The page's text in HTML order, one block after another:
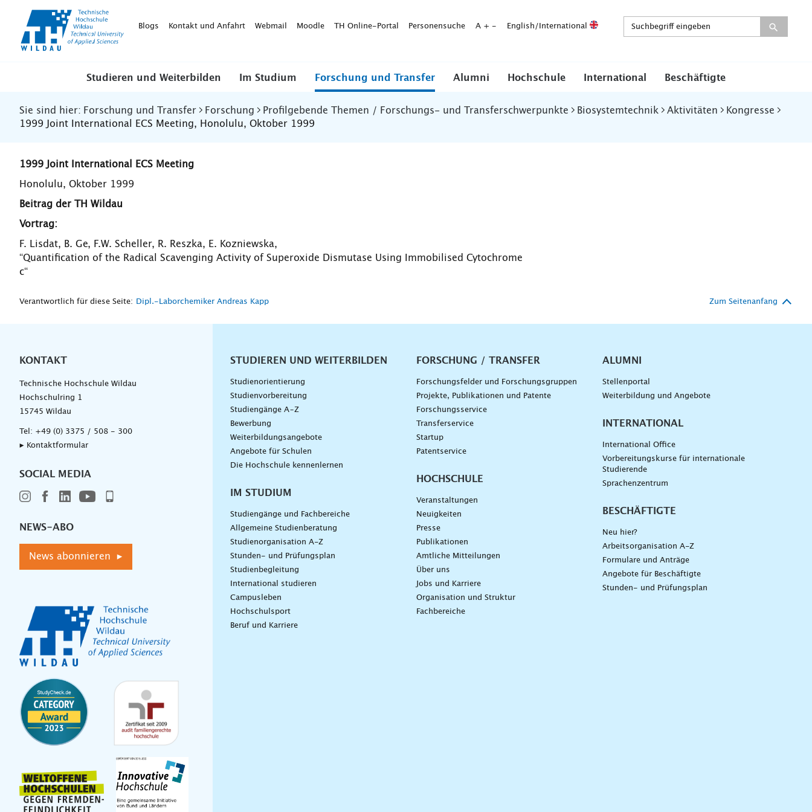
WildauBlogs Kontakt und Anfahrt Webmail Moodle TH Online-Portal Personensuche A + - English/International
Studieren und Weiterbilden Im Studium Forschung und Transfer Alumni Hochschule International Beschäftigte
Sie sind hier: Forschung und Transfer Forschung Profilgebende Themen / Forschungs- und Transferschwerpunkte Biosystemtechnik Aktivitäten
Kongresse
1999 Joint International ECS Meeting, Honolulu, Oktober 1999
1999 Joint International ECS Meeting
Honolulu, Oktober 1999
Beitrag der TH Wildau
Vortrag:
F. Lisdat, B. Ge, F.W. Scheller, R. Reszka, E. Kozniewska,
“Quantification of the Radical Scavenging Activity of Superoxide Dismutase Using Immobilised Cytochrome
c“
Verantwortlich für diese Seite: Dipl.-Laborchemiker Andreas Kapp Zum Seitenanfang
KONTAKT
Technische Hochschule Wildau
Hochschulring 1
15745 Wildau
Tel: +49 (0) 3375 / 508 - 300
▸ Kontaktformular
SOCIAL MEDIA
NEWS-ABO
News abonnieren ▸
Unternavigation
STUDIEREN UND WEITERBILDEN
Studienorientierung
Studienvorbereitung
Studiengänge A–Z
Bewerbung
Weiterbildungsangebote
Angebote für Schulen
Die Hochschule kennenlernen
IM STUDIUM
Studiengänge und Fachbereiche
Allgemeine Studienberatung
Studienorganisation A-Z
Stunden- und Prüfungsplan
Studienbegleitung
International studieren
Campusleben
Hochschulsport
Beruf und Karriere
FORSCHUNG / TRANSFER
Forschungsfelder und Forschungsgruppen
Projekte, Publikationen und Patente
Forschungsservice
Transferservice
Startup
Patentservice
HOCHSCHULE
Veranstaltungen
Neuigkeiten
Presse
Publikationen
Amtliche Mitteilungen
Über uns
Jobs und Karriere
Organisation und Struktur
Fachbereiche
ALUMNI
Stellenportal
Weiterbildung und Angebote
INTERNATIONAL
International Office
Vorbereitungskurse für internationale
Studierende
Sprachenzentrum
BESCHÄFTIGTE
Neu hier?
Arbeitsorganisation A-Z
Formulare und Anträge
Angebote für Beschäftigte
Stunden- und Prüfungsplan